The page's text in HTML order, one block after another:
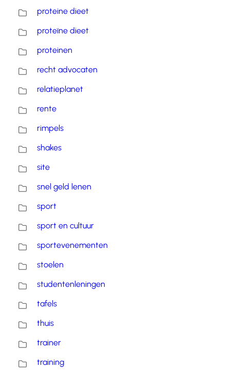
proteine dieet
proteïne dieet
proteinen
recht advocaten
relatieplanet
rente
rimpels
shakes
site
snel geld lenen
sport
sport en cultuur
sportevenementen
stoelen
studentenleningen
tafels
thuis
trainer
training